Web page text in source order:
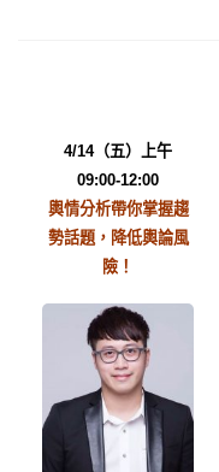
4/14（五）上午
09:00-12:00
輿情分析帶你掌握趨
勢話題，降低輿論風
險！